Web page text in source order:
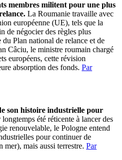
membres militent pour une plus
La Roumanie travaille avec
européenne (UE), tels que la
de négocier des règles plus
Plan national de relance et de
Câciu, le ministre roumain chargé
européens, cette révision
absorption des fonds. Par
son histoire industrielle pour
été réticente à lancer des
renouvelable, le Pologne entend
pour continuer de
mer), mais aussi terrestre. Par